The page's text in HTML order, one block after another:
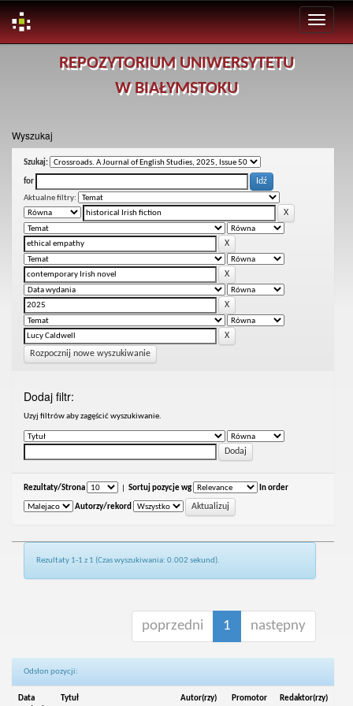
REPOZYTORIUM UNIWERSYTETU
W BIAŁYMSTOKU
Wyszukaj
Szukaj:
for
Aktualne filtry:
Rozpocznij nowe wyszukiwanie
Dodaj filtr:
Uzyj filtrów aby zagęścić wyszukiwanie.
Rezultaty/Strona Sortuj pozycje wg In order
Autorzy/rekord
Rezultaty 1-1 z 1 (Czas wyszukiwania: 0.002 sekund).
poprzedni 1 następny
Odsłon pozycji:
Data Tytuł Autor(rzy) Promotor Redaktor(rzy)